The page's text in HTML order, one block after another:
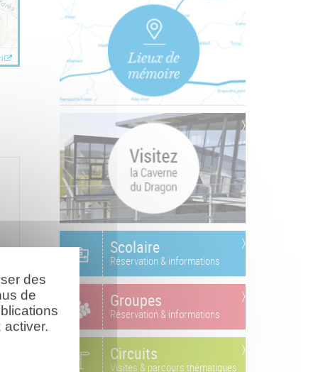
Scolaire
Réservation & informations
Groupes
Réservation & informations
Circuits
Visites & parcours thématiques
des
de